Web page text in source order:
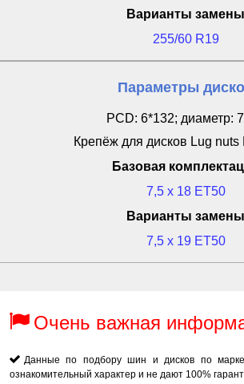
Варианты замены
255/60 R19
Параметры
PCD: 6*132; диаметр:
Крепёж для дисков Lug nuts
Базовая
7,5 x 18 ET50
Варианты замены
7,5 x 19 ET50
Очень важная
Данные по подбору шин и дисков по
ознакомительный характер и не дают 100%